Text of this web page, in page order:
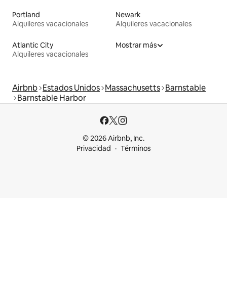
Portland
Alquileres vacacionales
Newark
Alquileres vacacionales
Atlantic City
Alquileres vacacionales
Mostrar más
Airbnb Estados Unidos Massachusetts Barnstable
Barnstable Harbor
© 2026 Airbnb, Inc.
Privacidad
Términos